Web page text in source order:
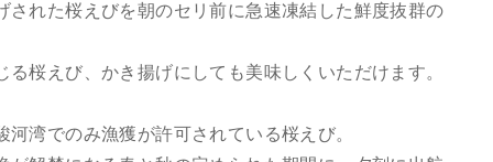
された桜えびを朝のセリ前に急速凍結した鮮度抜群の
る桜えび、かき揚げにしても美味しくいただけます。
河湾でのみ漁獲が許可されている桜えび。